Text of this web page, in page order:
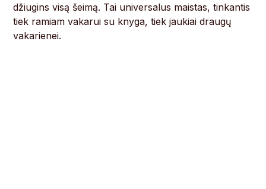
džiugins visą šeimą. Tai universalus maistas, tinkantis
tiek ramiam vakarui su knyga, tiek jaukiai draugų
vakarienei.